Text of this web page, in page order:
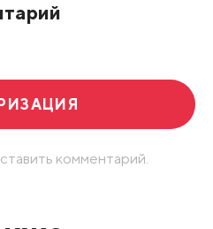
комментарий.